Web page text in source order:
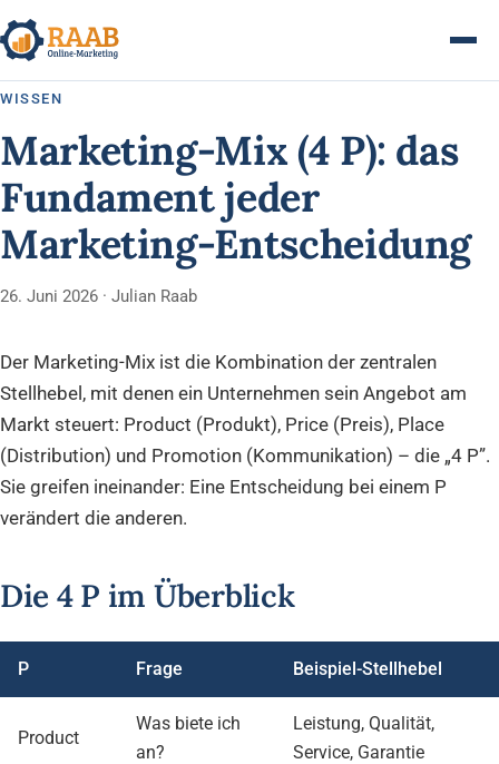
Wissen
Über
Kontakt
WISSEN
Marketing-Mix (4 P): das
Fundament jeder
Marketing-Entscheidung
26. Juni 2026 · Julian Raab
Der Marketing-Mix ist die Kombination der zentralen
Stellhebel, mit denen ein Unternehmen sein Angebot am
Markt steuert: Product (Produkt), Price (Preis), Place
(Distribution) und Promotion (Kommunikation) – die „4 P”.
Sie greifen ineinander: Eine Entscheidung bei einem P
verändert die anderen.
Die 4 P im Überblick
P Frage Beispiel-Stellhebel
Product
Was biete ich
an?
Leistung, Qualität,
Service, Garantie